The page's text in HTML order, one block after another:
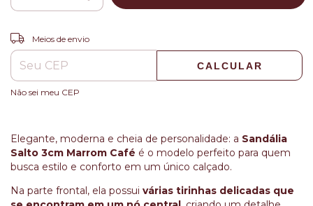
Entregas para o CEP:
Meios de envio
CALCULAR
Não sei meu CEP
Elegante, moderna e cheia de personalidade: a Sandália
Salto 3cm Marrom Café é o modelo perfeito para quem
busca estilo e conforto em um único calçado.
Na parte frontal, ela possui várias tirinhas delicadas que